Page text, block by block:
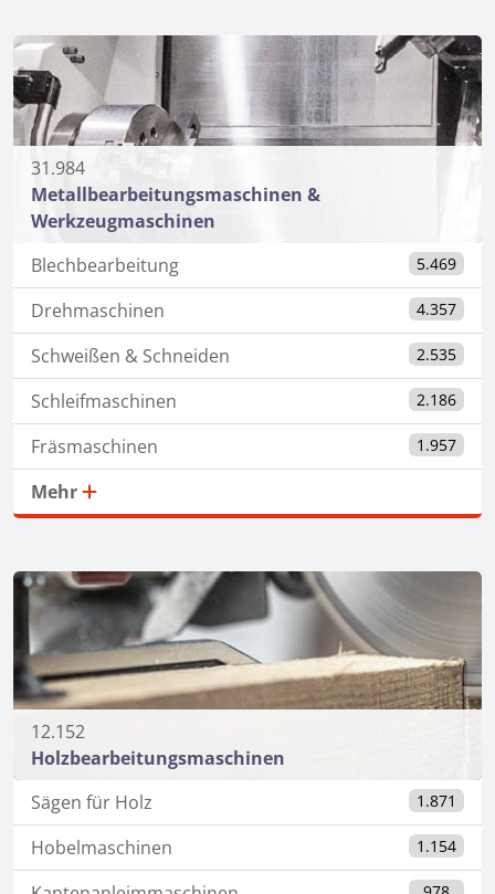
31.984
Metallbearbeitungsmaschinen &
Werkzeugmaschinen
Blechbearbeitung
5.469
Drehmaschinen 4.357
Schweißen & Schneiden 2.535
Schleifmaschinen 2.186
Fräsmaschinen 1.957
Mehr
12.152
Holzbearbeitungsmaschinen
Sägen für Holz
1.871
Hobelmaschinen 1.154